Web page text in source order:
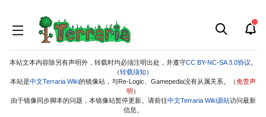
本站文本内容除另有声明外，转载时均必须注明出处，并遵守CC BY-NC-SA 3.0协议
（转载须知 ）
本站是中文Terraria Wiki的镜像站，与Re-Logic、Gamepedia没有从属关系。（免责声
明 ）
由于镜像同步脚本的问题，本镜像站暂停更新。请前往中文Terraria Wiki源站访问最新
信息。